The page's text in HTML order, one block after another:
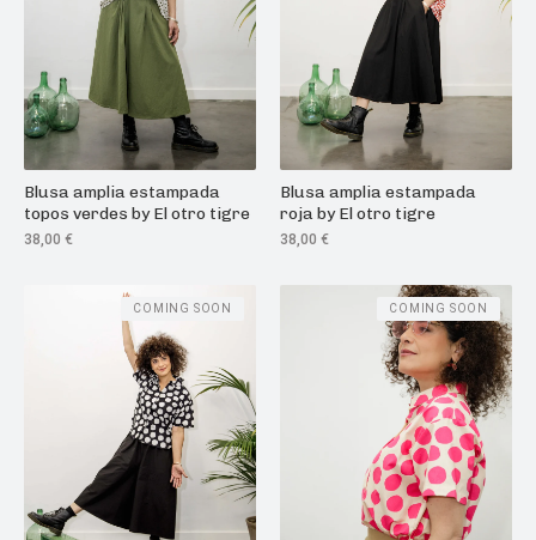
Blusa amplia estampada
topos verdes by El otro tigre
38,00 €
Blusa amplia estampada
roja by El otro tigre
38,00 €
COMING SOON COMING SOON